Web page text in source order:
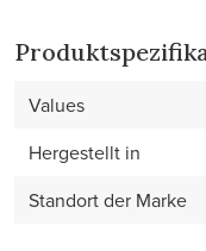
Values
Hergestellt in
Standort der Marke